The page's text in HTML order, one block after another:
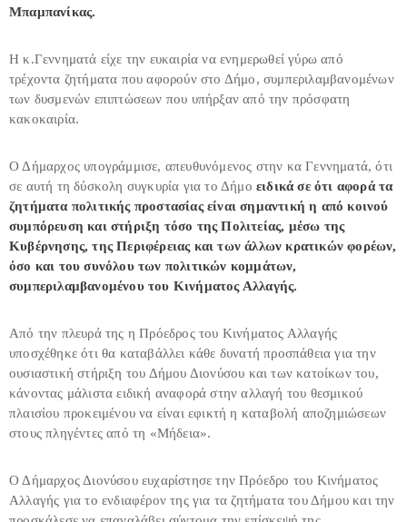
Μπαμπανίκας.
Η κ.Γεννηματά είχε την ευκαιρία να ενημερωθεί γύρω από
τρέχοντα ζητήματα που αφορούν στο Δήμο, συμπεριλαμβανομένων
των δυσμενών επιπτώσεων που υπήρξαν από την πρόσφατη
κακοκαιρία.
Ο Δήμαρχος υπογράμμισε, απευθυνόμενος στην κα Γεννηματά, ότι
σε αυτή τη δύσκολη συγκυρία για το Δήμο ειδικά σε ότι αφορά τα
ζητήματα πολιτικής προστασίας είναι σημαντική η από κοινού
συμπόρευση και στήριξη τόσο της Πολιτείας, μέσω της
Κυβέρνησης, της Περιφέρειας και των άλλων κρατικών φορέων,
όσο και του συνόλου των πολιτικών κομμάτων,
συμπεριλαμβανομένου του Κινήματος Αλλαγής.
Από την πλευρά της η Πρόεδρος του Κινήματος Αλλαγής
υποσχέθηκε ότι θα καταβάλλει κάθε δυνατή προσπάθεια για την
ουσιαστική στήριξη του Δήμου Διονύσου και των κατοίκων του,
κάνοντας μάλιστα ειδική αναφορά στην αλλαγή του θεσμικού
πλαισίου προκειμένου να είναι εφικτή η καταβολή αποζημιώσεων
στους πληγέντες από τη «Μήδεια».
Ο Δήμαρχος Διονύσου ευχαρίστησε την Πρόεδρο του Κινήματος
Αλλαγής για το ενδιαφέρον της για τα ζητήματα του Δήμου και την